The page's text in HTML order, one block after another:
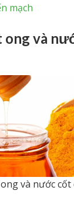
mạch
ong và
và nước cốt